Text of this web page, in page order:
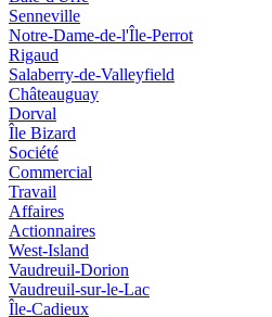
Senneville
Notre-Dame-de-l'Île-Perrot
Rigaud
Salaberry-de-Valleyfield
Châteauguay
Dorval
Île Bizard
Société
Commercial
Travail
Affaires
Actionnaires
West-Island
Vaudreuil-Dorion
Vaudreuil-sur-le-Lac
Île-Cadieux